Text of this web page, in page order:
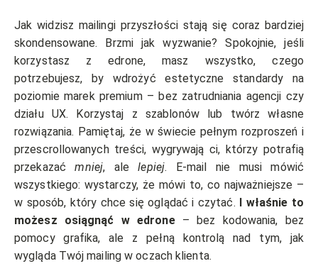
Jak widzisz mailingi przyszłości stają się coraz bardziej
skondensowane. Brzmi jak wyzwanie? Spokojnie, jeśli
korzystasz z edrone, masz wszystko, czego
potrzebujesz, by wdrożyć estetyczne standardy na
poziomie marek premium – bez zatrudniania agencji czy
działu UX. Korzystaj z szablonów lub twórz własne
rozwiązania. Pamiętaj, że w świecie pełnym rozproszeń i
przescrollowanych treści, wygrywają ci, którzy potrafią
przekazaćmniej, alelepiej. E-mail nie musi mówić
wszystkiego: wystarczy, że mówi to, co najważniejsze –
w sposób, który chce się oglądać i czytać. I właśnie to
możesz osiągnąć w edrone– bez kodowania, bez
pomocy grafika, ale z pełną kontrolą nad tym, jak
wygląda Twój mailing w oczach klienta.